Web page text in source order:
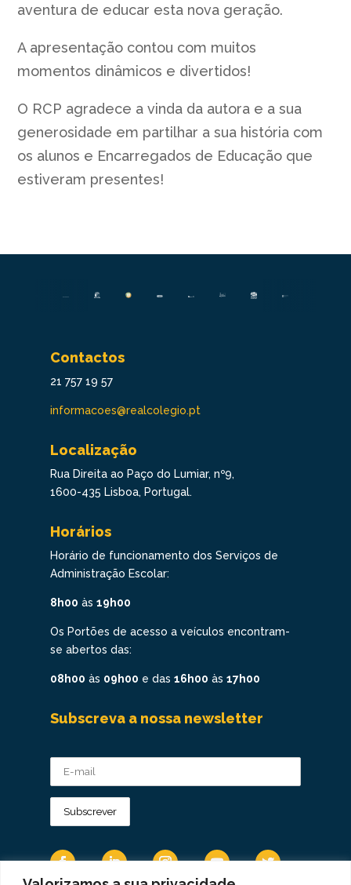
aventura de educar esta nova geração.
A apresentação contou com muitos
momentos dinâmicos e divertidos!
O RCP agradece a vinda da autora e a sua
generosidade em partilhar a sua história com
os alunos e Encarregados de Educação que
estiveram presentes!
Contactos
21 757 19 57
informacoes@realcolegio.pt
Localização
Rua Direita ao Paço do Lumiar, nº9,
1600-435 Lisboa, Portugal.
Horários
Horário de funcionamento dos Serviços de
Administração Escolar:
8h00 às 19h00
Os Portões de acesso a veículos encontram-
se abertos das:
08h00 às 09h00 e das 16h00 às 17h00
Subscreva a nossa newsletter